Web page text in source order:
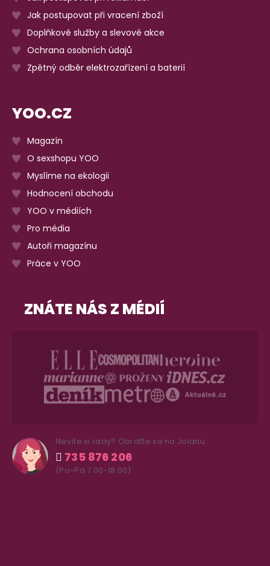
Jak postupovat při vracení zboží
Doplňkové služby a slevové akce
Ochrana osobních údajů
Zpětný odběr elektrozařízení a baterií
YOO.CZ
Magazín
O sexshopu YOO
Myslíme na ekologii
Hodnocení obchodu
YOO v médiích
Pro média
Autoři magazínu
Práce v YOO
ZNÁTE NÁS Z MÉDIÍ
Nevíte si rady? Obraťte se na Jolanu
735 876 206
(Po-Pá 7.00-18.00)